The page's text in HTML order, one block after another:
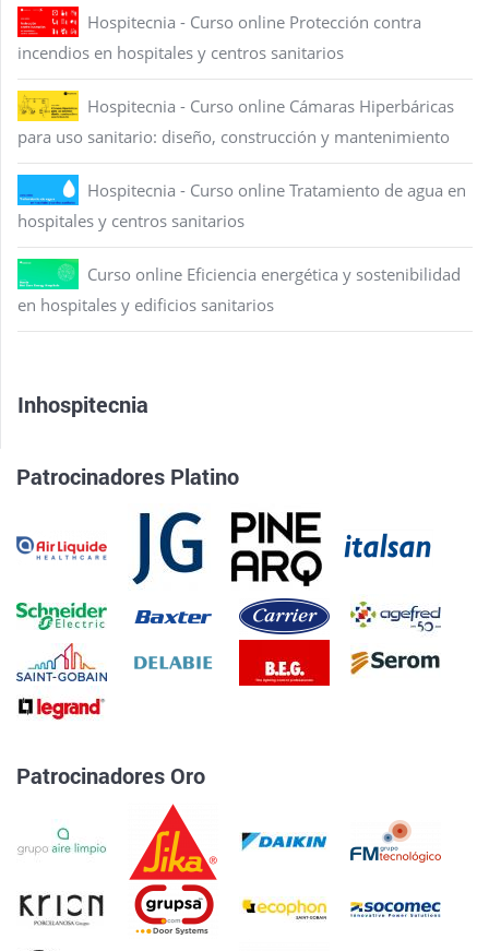
Hospitecnia - Curso online Protección contra
incendios en hospitales y centros sanitarios
Hospitecnia - Curso online Cámaras Hiperbáricas
para uso sanitario: diseño, construcción y mantenimiento
Hospitecnia - Curso online Tratamiento de agua en
hospitales y centros sanitarios
Curso online Eficiencia energética y sostenibilidad
en hospitales y edificios sanitarios
Inhospitecnia
Patrocinadores Platino
Patrocinadores Oro